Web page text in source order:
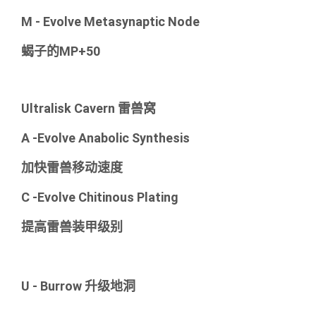
M - Evolve Metasynaptic Node
蝎子的MP+50
Ultralisk Cavern 雷兽窝
A -Evolve Anabolic Synthesis
加快雷兽移动速度
C -Evolve Chitinous Plating
提高雷兽装甲级别
U - Burrow 升级地洞